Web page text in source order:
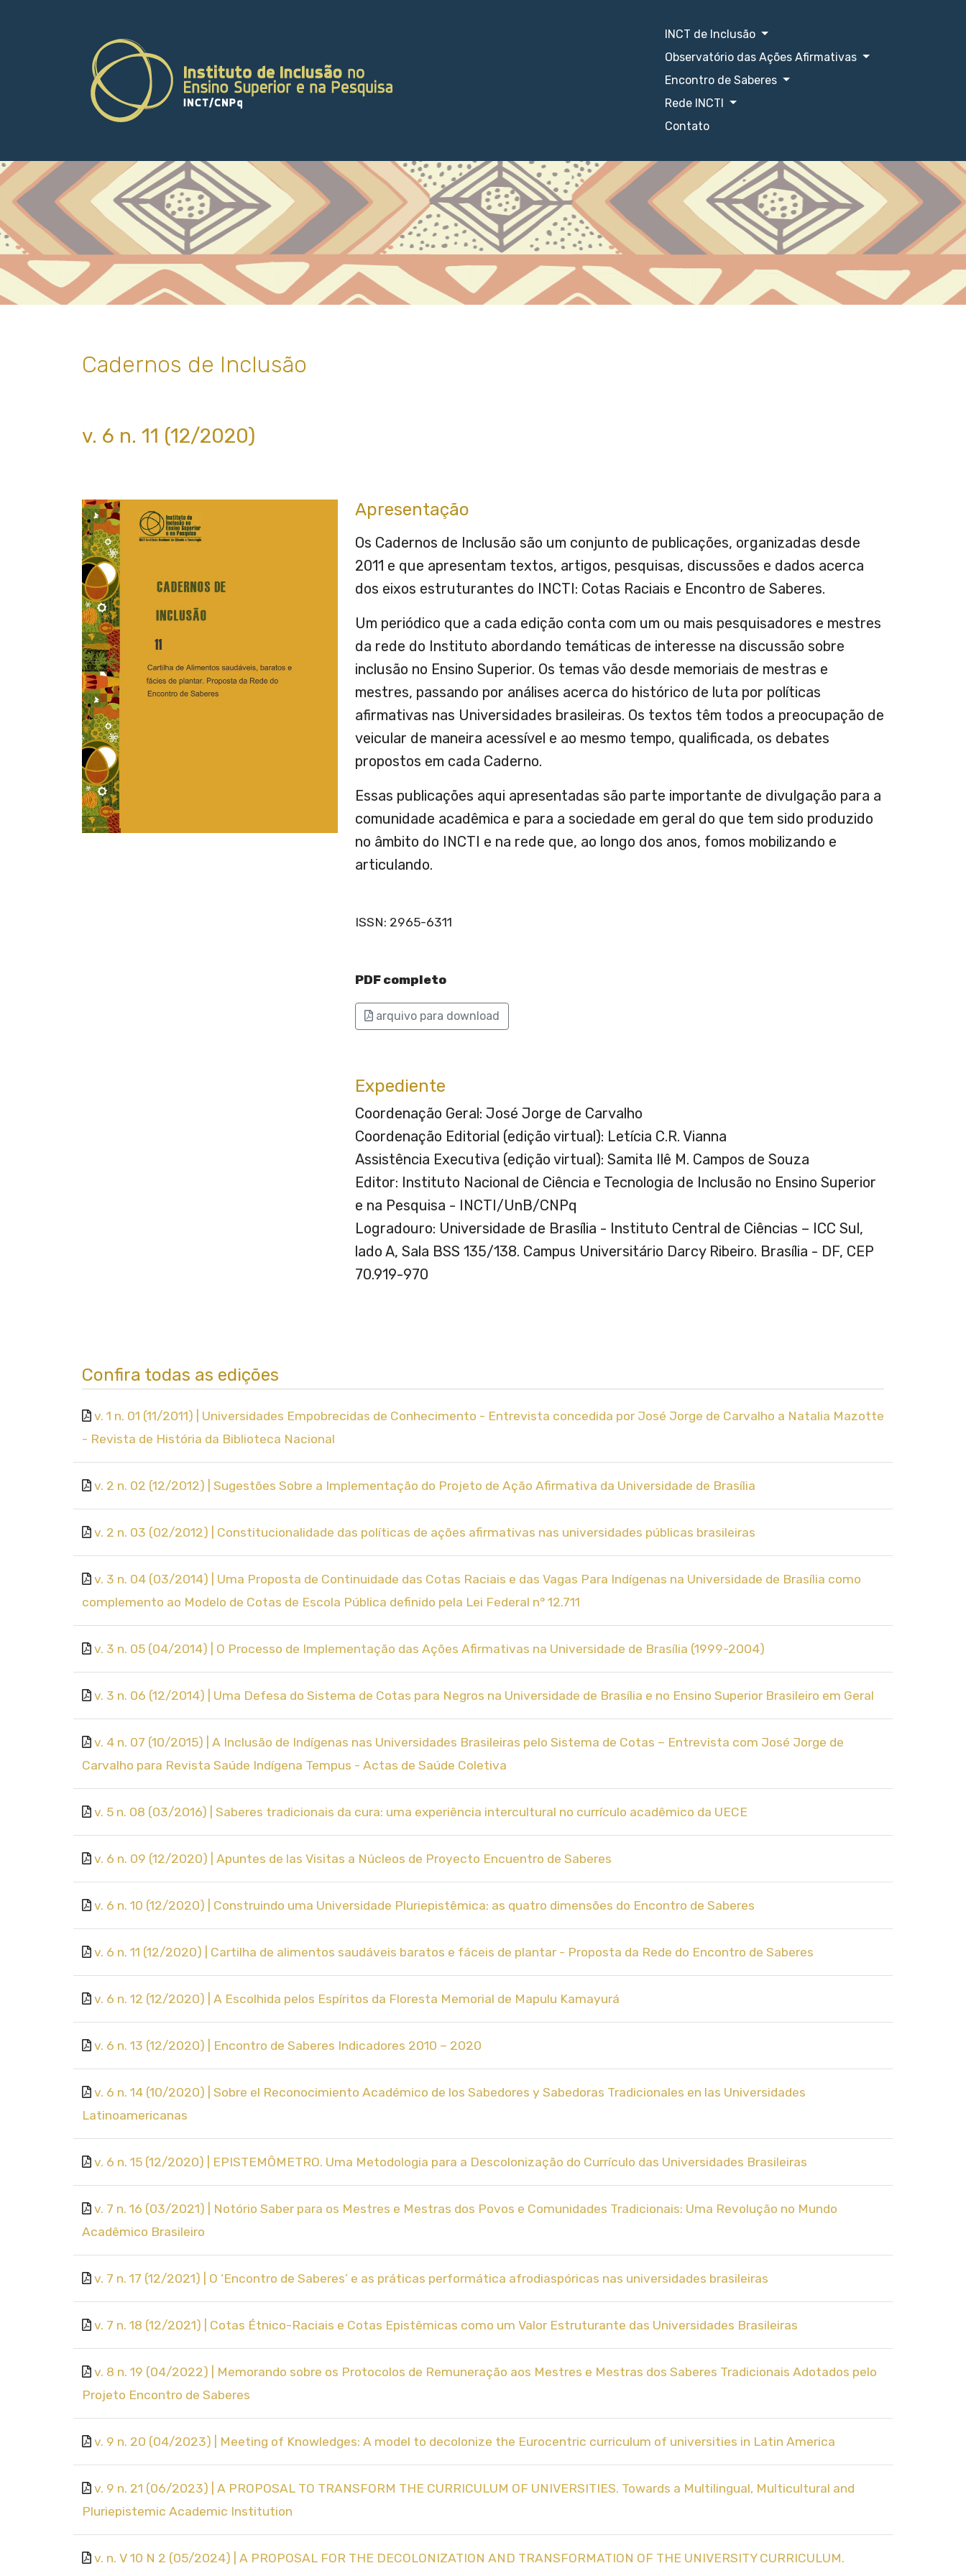
INCT de Inclusão
Observatório das Ações Afirmativas
Encontro de Saberes
Rede INCTI
Contato
Cadernos de Inclusão
v. 6 n. 11 (12/2020)
Apresentação
Os Cadernos de Inclusão são um conjunto de publicações, organizadas desde
2011 e que apresentam textos, artigos, pesquisas, discussões e dados acerca
dos eixos estruturantes do INCTI: Cotas Raciais e Encontro de Saberes.
Um periódico que a cada edição conta com um ou mais pesquisadores e mestres
da rede do Instituto abordando temáticas de interesse na discussão sobre
inclusão no Ensino Superior. Os temas vão desde memoriais de mestras e
mestres, passando por análises acerca do histórico de luta por políticas
afirmativas nas Universidades brasileiras. Os textos têm todos a preocupação de
veicular de maneira acessível e ao mesmo tempo, qualificada, os debates
propostos em cada Caderno.
Essas publicações aqui apresentadas são parte importante de divulgação para a
comunidade acadêmica e para a sociedade em geral do que tem sido produzido
no âmbito do INCTI e na rede que, ao longo dos anos, fomos mobilizando e
articulando.
ISSN: 2965-6311
PDF completo
arquivo para download
Expediente
Coordenação Geral: José Jorge de Carvalho
Coordenação Editorial (edição virtual): Letícia C.R. Vianna
Assistência Executiva (edição virtual): Samita Ilê M. Campos de Souza
Editor: Instituto Nacional de Ciência e Tecnologia de Inclusão no Ensino Superior
e na Pesquisa - INCTI/UnB/CNPq
Logradouro: Universidade de Brasília - Instituto Central de Ciências – ICC Sul,
lado A, Sala BSS 135/138. Campus Universitário Darcy Ribeiro. Brasília - DF, CEP
70.919-970
Confira todas as edições
v. 1 n. 01 (11/2011) | Universidades Empobrecidas de Conhecimento - Entrevista concedida por José Jorge de Carvalho a Natalia Mazotte
- Revista de História da Biblioteca Nacional
v. 2 n. 02 (12/2012) | Sugestões Sobre a Implementação do Projeto de Ação Afirmativa da Universidade de Brasília
v. 2 n. 03 (02/2012) | Constitucionalidade das políticas de ações afirmativas nas universidades públicas brasileiras
v. 3 n. 04 (03/2014) | Uma Proposta de Continuidade das Cotas Raciais e das Vagas Para Indígenas na Universidade de Brasília como
complemento ao Modelo de Cotas de Escola Pública definido pela Lei Federal n° 12.711
v. 3 n. 05 (04/2014) | O Processo de Implementação das Ações Afirmativas na Universidade de Brasília (1999-2004)
v. 3 n. 06 (12/2014) | Uma Defesa do Sistema de Cotas para Negros na Universidade de Brasília e no Ensino Superior Brasileiro em Geral
v. 4 n. 07 (10/2015) | A Inclusão de Indígenas nas Universidades Brasileiras pelo Sistema de Cotas – Entrevista com José Jorge de
Carvalho para Revista Saúde Indígena Tempus - Actas de Saúde Coletiva
v. 5 n. 08 (03/2016) | Saberes tradicionais da cura: uma experiência intercultural no currículo acadêmico da UECE
v. 6 n. 09 (12/2020) | Apuntes de las Visitas a Núcleos de Proyecto Encuentro de Saberes
v. 6 n. 10 (12/2020) | Construindo uma Universidade Pluriepistêmica: as quatro dimensões do Encontro de Saberes
v. 6 n. 11 (12/2020) | Cartilha de alimentos saudáveis baratos e fáceis de plantar - Proposta da Rede do Encontro de Saberes
v. 6 n. 12 (12/2020) | A Escolhida pelos Espíritos da Floresta Memorial de Mapulu Kamayurá
v. 6 n. 13 (12/2020) | Encontro de Saberes Indicadores 2010 – 2020
v. 6 n. 14 (10/2020) | Sobre el Reconocimiento Académico de los Sabedores y Sabedoras Tradicionales en las Universidades
Latinoamericanas
v. 6 n. 15 (12/2020) | EPISTEMÔMETRO. Uma Metodologia para a Descolonização do Currículo das Universidades Brasileiras
v. 7 n. 16 (03/2021) | Notório Saber para os Mestres e Mestras dos Povos e Comunidades Tradicionais: Uma Revolução no Mundo
Acadêmico Brasileiro
v. 7 n. 17 (12/2021) | O ‘Encontro de Saberes’ e as práticas performática afrodiaspóricas nas universidades brasileiras
v. 7 n. 18 (12/2021) | Cotas Étnico-Raciais e Cotas Epistêmicas como um Valor Estruturante das Universidades Brasileiras
v. 8 n. 19 (04/2022) | Memorando sobre os Protocolos de Remuneração aos Mestres e Mestras dos Saberes Tradicionais Adotados pelo
Projeto Encontro de Saberes
v. 9 n. 20 (04/2023) | Meeting of Knowledges: A model to decolonize the Eurocentric curriculum of universities in Latin America
v. 9 n. 21 (06/2023) | A PROPOSAL TO TRANSFORM THE CURRICULUM OF UNIVERSITIES. Towards a Multilingual, Multicultural and
Pluriepistemic Academic Institution
v. n. V 10 N 2 (05/2024) | A PROPOSAL FOR THE DECOLONIZATION AND TRANSFORMATION OF THE UNIVERSITY CURRICULUM.